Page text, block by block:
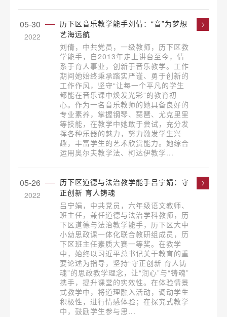
05-30
2022
历下区音乐教学能手刘倩：“音”为梦想
艺海远航
刘倩，中共党员，一级教师，历下区教
学能手，自2013年走上讲台至今，情
系于育人事业，创新于音乐教学。工作
期间她始终秉承踏实严谨、勇于创新的
工作作风，坚守“让每一个平凡的学生
都能在音乐课中焕发光彩”的教育初
心。作为一名音乐教师的她具备良好的
专业素养，掌握钢琴、琵琶、尤克里里
等技能，在教学中她敢于尝试，充分发
挥各种乐器的魅力，努力激发学生兴
趣，丰富学生的艺术欣赏能力。她综合
运用奥尔夫教学法、柯达伊教学...
05-26
2022
历下区道德与法治教学能手吕宁娟：守
正创新 育人铸魂
吕宁娟，中共党员，六年级语文教师、
班主任，兼任道德与法治学科教师，历
下区道德与法治教学能手，历下区大中
小幼思政课一体化联合教研组成员，历
下区班主任素质大赛一等奖。在教学
中，始终以习近平总书记关于教育的重
要论述为指导，坚持“守正创新 育人铸
魂”的思政教学理念，让“润心”与“铸魂”
携手，提升课堂的实效性。在体验情景
式教学中，将道理融入活动，调动学生
积极性，进行情感体验；在探究式教学
中，鼓励学生参与思...